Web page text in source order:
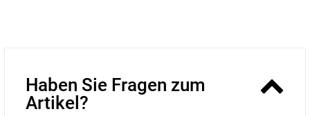
Haben Sie Fragen zum
Artikel?